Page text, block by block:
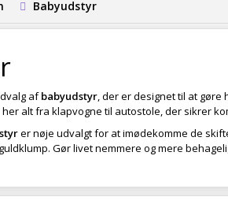
Babyudstyr
afbabyudstyr, der er designet til at
alt fra klapvogne til autostole, der sikrer
er nøje udvalgt for at imødekomme de
Gør livet nemmere og mere